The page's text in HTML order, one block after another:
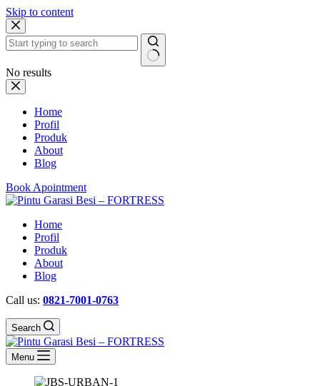
Skip to content
No results
Home
Profil
Produk
About
Blog
Book Apointment
Home
Profil
Produk
About
Blog
Call us: 0821-7001-0763
Search
Menu